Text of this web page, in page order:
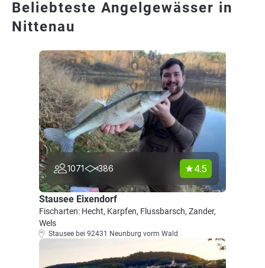
Beliebteste Angelgewässer in
Nittenau
1071 386 4.5
Stausee Eixendorf
Fischarten: Hecht, Karpfen, Flussbarsch, Zander,
Wels
Stausee bei 92431 Neunburg vorm Wald